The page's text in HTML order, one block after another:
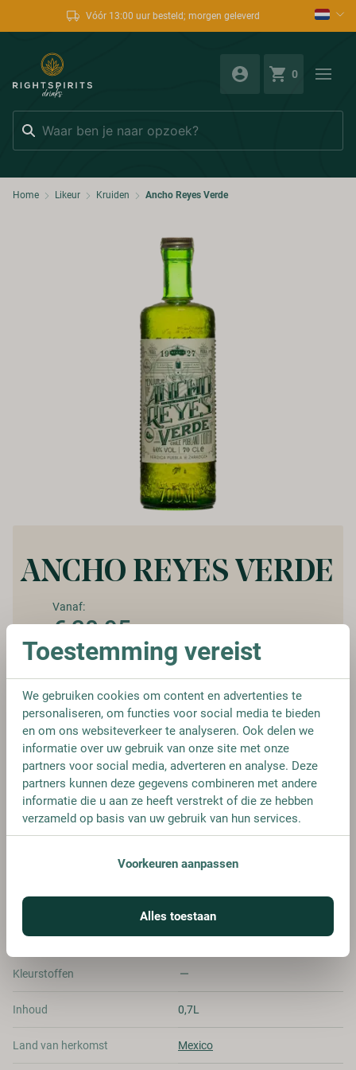
Vóór 13:00 uur besteld; morgen geleverd
0
Home Likeur Kruiden Ancho Reyes Verde
SPECIFICATIES
40.00%
Allergenen
Merk Ancho Reyes
Kleurstoffen
Inhoud 0,7L
Land van herkomst Mexico
ANCHO REYES VERDE
Vanaf:
€ 30,95
FLES
€ 30,95
Toestemming vereist
We gebruiken cookies om content en advertenties te
personaliseren, om functies voor social media te bieden
en om ons websiteverkeer te analyseren. Ook delen we
informatie over uw gebruik van onze site met onze
partners voor social media, adverteren en analyse. Deze
partners kunnen deze gegevens combineren met andere
informatie die u aan ze heeft verstrekt of die ze hebben
verzameld op basis van uw gebruik van hun services.
Voorkeuren aanpassen
Alles toestaan